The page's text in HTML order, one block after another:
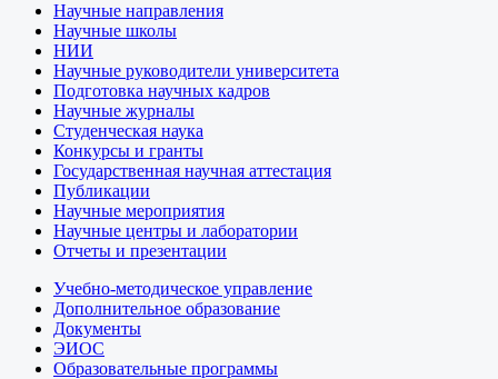
Научные направления
Научные школы
НИИ
Научные руководители университета
Подготовка научных кадров
Научные журналы
Студенческая наука
Конкурсы и гранты
Государственная научная аттестация
Публикации
Научные мероприятия
Научные центры и лаборатории
Отчеты и презентации
Учебно-методическое управление
Дополнительное образование
Документы
ЭИОС
Образовательные программы